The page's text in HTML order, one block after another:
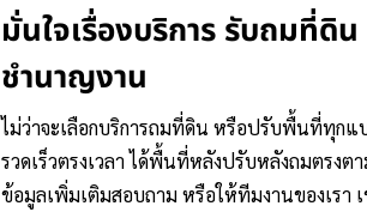
มั่นใจเรื่องบริการ รับถมที่ดิ
ชำนาญงาน
ไม่ว่าจะเลือกบริการถมที่ดิน หรือปรับพื้นที่ทุกแ
รวดเร็วตรงเวลา ได้พื้นที่หลังปรับหลังถมตรงต
ข้อมูลเพิ่มเติมสอบถาม หรือให้ทีมงานของเรา